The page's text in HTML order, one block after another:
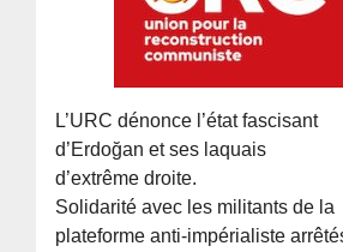
L’URC dénonce l’état fascisant
d’Erdoğan et ses laquais
d’extrême droite.
Solidarité avec les militants de la
plateforme anti-impérialiste